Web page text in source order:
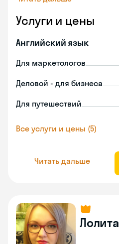
Услуги и цены
Английский язык
Для маркетологов
Деловой - для бизнеса
Для путешествий
Все услуги и цены (5)
Читать дальше
Лолита